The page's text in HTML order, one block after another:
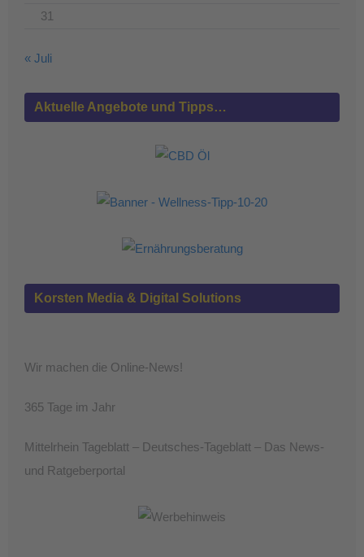
31
« Juli
Aktuelle Angebote und Tipps…
Korsten Media & Digital Solutions
Wir machen die Online-News!
365 Tage im Jahr
Mittelrhein Tageblatt – Deutsches-Tageblatt – Das News-
und Ratgeberportal